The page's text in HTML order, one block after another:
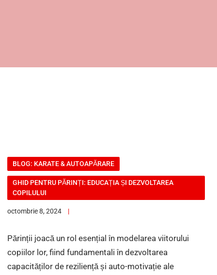
BLOG: KARATE & AUTOAPĂRARE
GHID PENTRU PĂRINȚI: EDUCAȚIA ȘI DEZVOLTAREA
COPILULUI
octombrie 8, 2024
Părinții joacă un rol esențial în modelarea viitorului
copiilor lor, fiind fundamentali în dezvoltarea
capacităților de reziliență și auto-motivație ale